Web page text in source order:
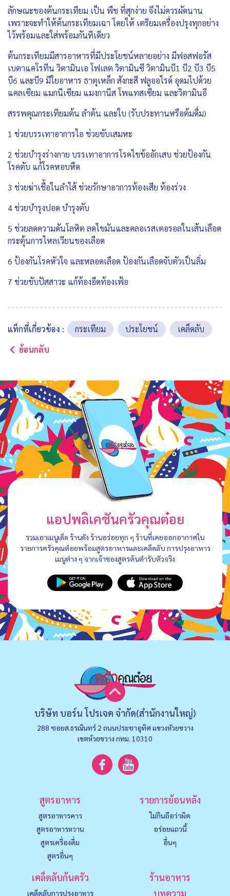
ลักษณะของต้นกระเทียม เป็น พืช ที่สุกง่าย จึงไม่ควรผัดนาน
เพราะจะทำให้ต้นกระเทียมเฉา โดยให้ เตรียมเครื่องปรุงทุกอย่าง
ไว้พร้อมและใส่พร้อมกันทีเดียว
ต้นกระเทียมมีสารอาหารที่มีประโยชน์หลายอย่าง มีฟอสฟอรัส
เบตาแคโรทีน วิตามินเอ โฟเลต วิตามินซี วิตามินบี1 บี2 บี3 บี5
บี6 และบี9 มีใยอาหาร ธาตุเหล็ก สังกะสี ฟลูออไรด์ อุดมไปด้วย
แคลเซียม แมกนีเซียม แมงกานีส โพแทสเซียม และวิตามินอี
สรรพคุณกระเทียมต้น ลำต้น และใบ (รับประทานหรือต้มดื่ม)
1 ช่วยบรรเทาอาการไอ ช่วยขับเสมหะ
2 ช่วยบำรุงร่างกาย บรรเทาอาการโรคไขข้ออักเสบ ช่วยป้องกัน
โรคตับ แก้โรคหอบหืด
3 ช่วยฆ่าเชื้อในลำไส้ ช่วยรักษาอาการท้องเสีย ท้องร่วง
4 ช่วยบำรุงปอด บำรุงตับ
5 ช่วยลดความดันโลหิต ลดไขมันและคลอเรสเตอรอลในเส้นเลือด
กระตุ้นการไหลเวียนของเลือด
6 ป้องกันโรคหัวใจ และหลอดเลือด ป้องกันเลือดจับตัวเป็นลิ่ม
7 ช่วยขับปัสสาวะ แก้ท้องอืดท้องเฟ้อ
แท็กที่เกี่ยวข้อง : กระเทียม ประโยชน์
เคล็ดลับ
ย้อนกลับ
แอปพลิเคชันครัวคุณต๋อย
รวมเอาเมนูเด็ด ร้านดัง ร้านอร่อยทุก ๆ ร้านที่เคยออกอากาศใน
รายการครัวคุณต๋อยพร้อมสูตรอาหารและเคล็ดลับ การปรุงอาหาร
เมนูต่าง ๆ จากเจ้าของสูตรต้นตำรับตัวจริง
บริษัท บอร์น โปรเจค จำกัด(สำนักงานใหญ่)
288 ซอยส.ธรณินทร์ 2 ถนนประชาอุทิศ แขวงหัวยขวาง
เขตห้วยขวาง กทม. 10310
สูตรอาหาร
สูตรอาหารคาว
สูตรอาหารหวาน
สูตรเครื่องดื่ม
สูตรอื่นๆ
รายการย้อนหลัง
ไม่กินถือว่าผิด
อร่อยแถวนี้
อื่นๆ
เคล็ดลับก้นครัว
เคล็ดลับการปรุงอาหาร
ร้านอาหาร
บทความ